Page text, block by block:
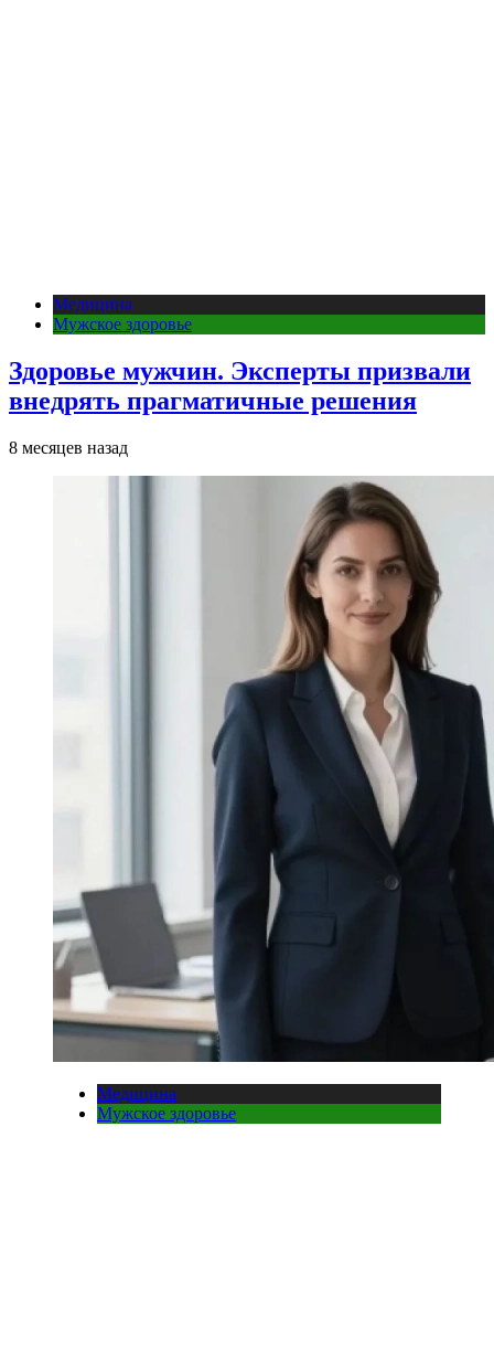
Медицина
Мужское здоровье
Здоровье мужчин. Эксперты призвали
внедрять прагматичные решения
8 месяцев назад
Медицина
Мужское здоровье